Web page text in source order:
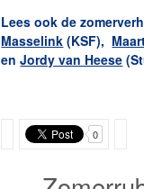
Lees ook de
Masselink (KSF),
enJordy van Heese
0